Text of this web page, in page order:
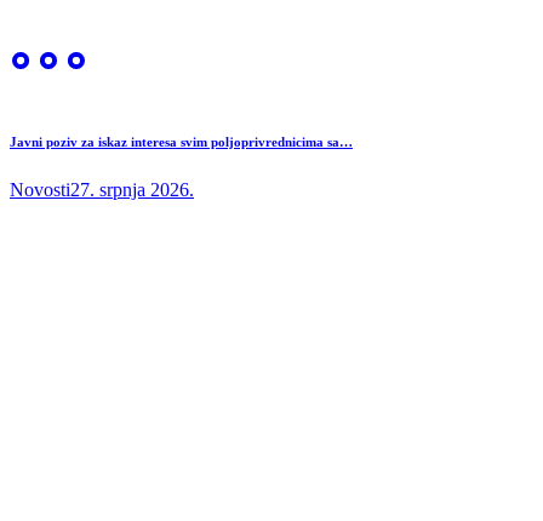
Javni poziv za iskaz interesa svim poljoprivrednicima sa…
Novosti27. srpnja 2026.